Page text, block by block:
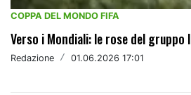
COPPA DEL MONDO FIFA
Verso i Mondiali: le rose del gruppo I
Redazione / 01.06.2026 17:01